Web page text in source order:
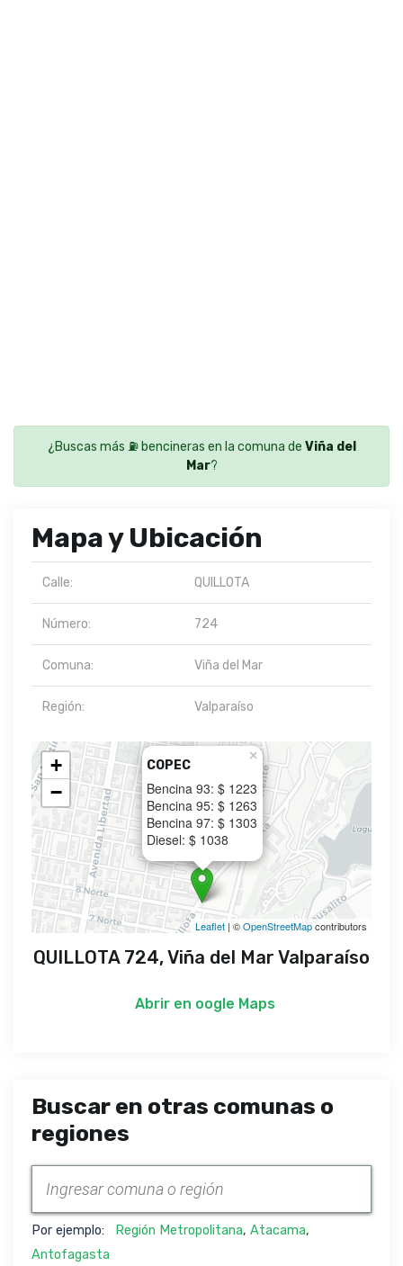
¿Buscas más ⛽ bencineras en la comuna de Viña del
Mar?
Mapa y Ubicación
Calle: QUILLOTA
Número: 724
Comuna: Viña del Mar
Región: Valparaíso
COPEC
Bencina 93: $ 1223
Bencina 95: $ 1263
Bencina 97: $ 1303
Diesel: $ 1038
×
+
−
Leaflet | ©OpenStreetMapcontributors
QUILLOTA 724, Viña del Mar Valparaíso
Abrir en oogle Maps
Buscar en otras comunas o
regiones
Por ejemplo: Región Metropolitana, Atacama,
Antofagasta